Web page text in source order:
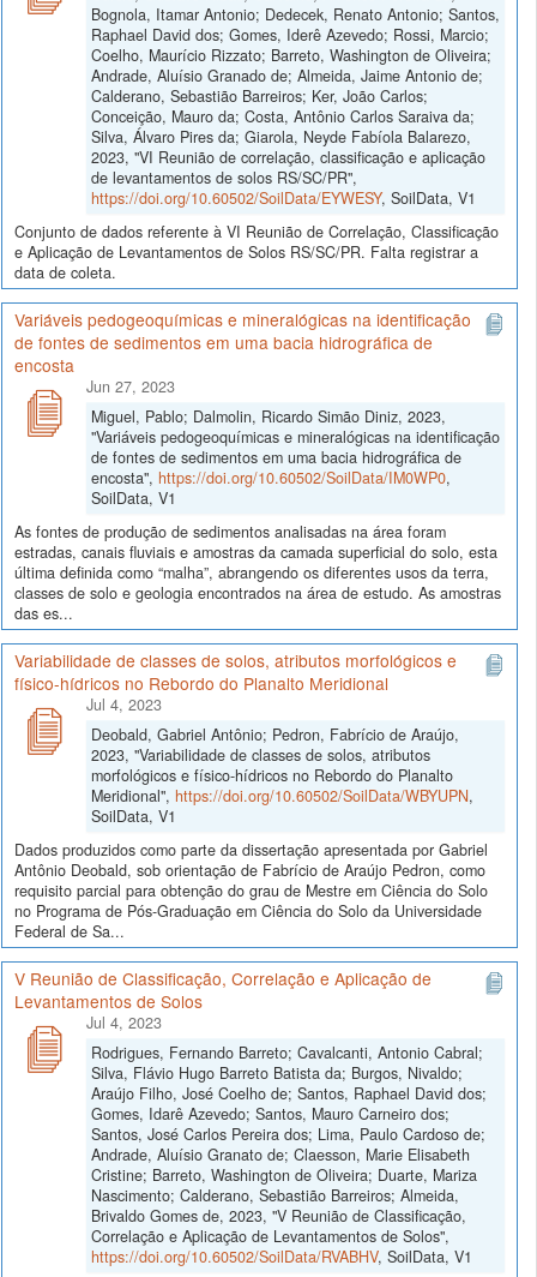
Bognola, Itamar Antonio; Dedecek, Renato Antonio; Santos,
Raphael David dos; Gomes, Iderê Azevedo; Rossi, Marcio;
Coelho, Maurício Rizzato; Barreto, Washington de Oliveira;
Andrade, Aluísio Granado de; Almeida, Jaime Antonio de;
Calderano, Sebastião Barreiros; Ker, João Carlos;
Conceição, Mauro da; Costa, Antônio Carlos Saraiva da;
Silva, Álvaro Pires da; Giarola, Neyde Fabíola Balarezo,
2023, "VI Reunião de correlação, classificação e aplicação
de levantamentos de solos RS/SC/PR",
https://doi.org/10.60502/SoilData/EYWESY, SoilData, V1
Conjunto de dados referente à VI Reunião de Correlação, Classificação
e Aplicação de Levantamentos de Solos RS/SC/PR. Falta registrar a
data de coleta.
Variáveis pedogeoquímicas e mineralógicas na identificação
de fontes de sedimentos em uma bacia hidrográfica de
encosta
Jun 27, 2023
Miguel, Pablo; Dalmolin, Ricardo Simão Diniz, 2023,
"Variáveis pedogeoquímicas e mineralógicas na identificação
de fontes de sedimentos em uma bacia hidrográfica de
encosta", https://doi.org/10.60502/SoilData/IM0WP0,
SoilData, V1
As fontes de produção de sedimentos analisadas na área foram
estradas, canais fluviais e amostras da camada superficial do solo, esta
última definida como “malha”, abrangendo os diferentes usos da terra,
classes de solo e geologia encontrados na área de estudo. As amostras
das es...
Variabilidade de classes de solos, atributos morfológicos e
físico-hídricos no Rebordo do Planalto Meridional
Jul 4, 2023
Deobald, Gabriel Antônio; Pedron, Fabrício de Araújo,
2023, "Variabilidade de classes de solos, atributos
morfológicos e físico-hídricos no Rebordo do Planalto
Meridional", https://doi.org/10.60502/SoilData/WBYUPN,
SoilData, V1
Dados produzidos como parte da dissertação apresentada por Gabriel
Antônio Deobald, sob orientação de Fabrício de Araújo Pedron, como
requisito parcial para obtenção do grau de Mestre em Ciência do Solo
no Programa de Pós-Graduação em Ciência do Solo da Universidade
Federal de Sa...
V Reunião de Classificação, Correlação e Aplicação de
Levantamentos de Solos
Jul 4, 2023
Rodrigues, Fernando Barreto; Cavalcanti, Antonio Cabral;
Silva, Flávio Hugo Barreto Batista da; Burgos, Nivaldo;
Araújo Filho, José Coelho de; Santos, Raphael David dos;
Gomes, Idarê Azevedo; Santos, Mauro Carneiro dos;
Santos, José Carlos Pereira dos; Lima, Paulo Cardoso de;
Andrade, Aluísio Granato de; Claesson, Marie Elisabeth
Cristine; Barreto, Washington de Oliveira; Duarte, Mariza
Nascimento; Calderano, Sebastião Barreiros; Almeida,
Brivaldo Gomes de, 2023, "V Reunião de Classificação,
Correlação e Aplicação de Levantamentos de Solos",
https://doi.org/10.60502/SoilData/RVABHV, SoilData, V1